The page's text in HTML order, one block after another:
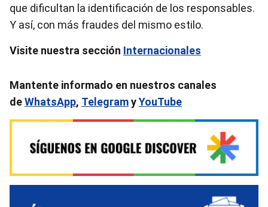
que dificultan la identificación de los responsables.
Y así, con más fraudes del mismo estilo.
Visite nuestra sección Internacionales
Mantente informado en nuestros canales
deWhatsApp, TelegramyYouTube